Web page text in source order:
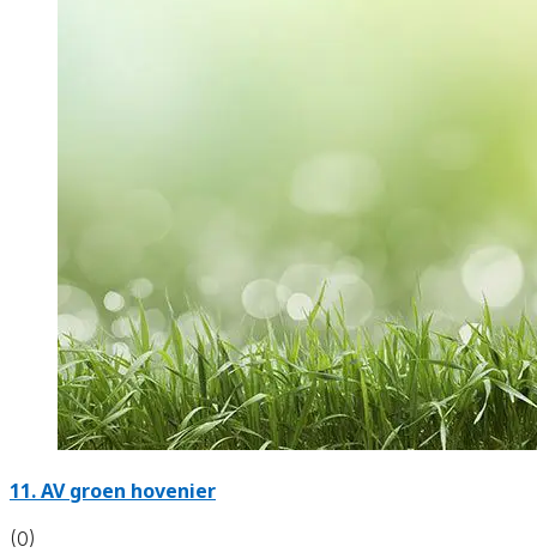
11.AV groen hovenier
(0)